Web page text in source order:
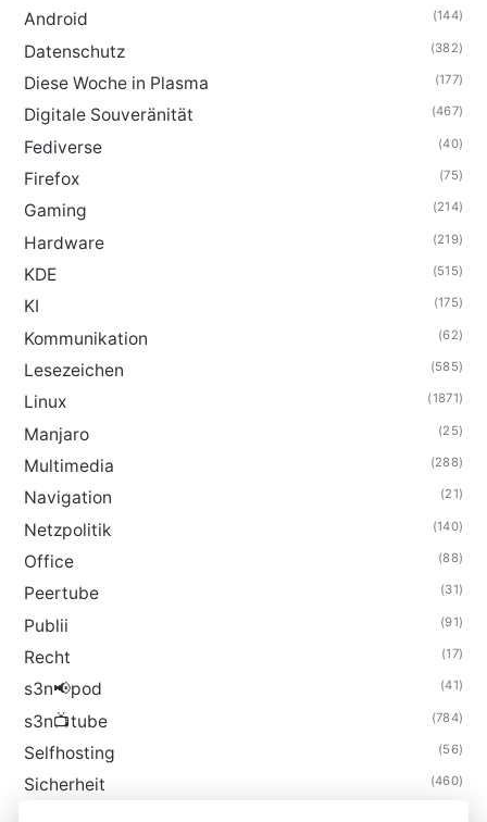
Android (144)
Datenschutz (382)
Diese Woche in Plasma (177)
Digitale Souveränität (467)
Fediverse (40)
Firefox (75)
Gaming (214)
Hardware (219)
KDE (515)
KI (175)
Kommunikation (62)
Lesezeichen (585)
Linux (1871)
Manjaro (25)
Multimedia (288)
Navigation (21)
Netzpolitik (140)
Office (88)
Peertube (31)
Publii (91)
Recht (17)
s3n📢pod (41)
s3n📺tube (784)
Selfhosting (56)
Sicherheit (460)